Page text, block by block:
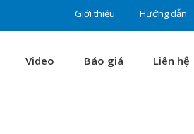
Giới thiệu Hướng dẫn
Video Báo giá Liên hệ